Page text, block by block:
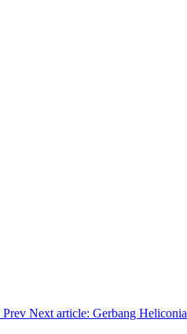
Prev Next article: Gerbang Heliconia